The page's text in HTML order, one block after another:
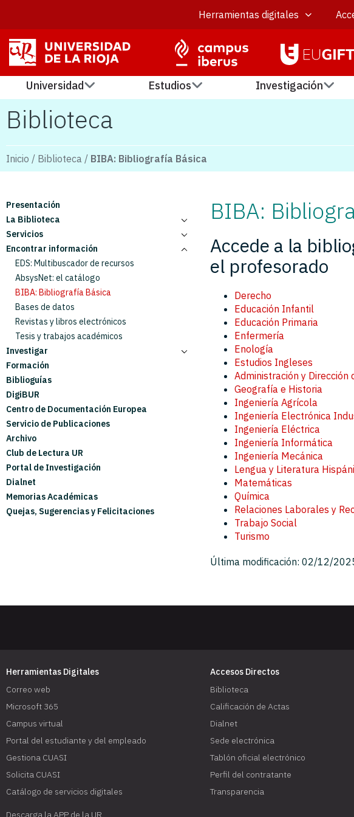
Herramientas digitales
Universidad Estudios Investigación
Biblioteca
Inicio / Biblioteca / BIBA: Bibliografía Básica
Presentación
La Biblioteca
Contacto
Horarios y Calendario
Normativa
Colecciones
Gestión y Organización
Servicios
Alta en la biblioteca
Préstamo
Préstamo interbibliotecario
Adquisiciones
Hemeroteca
Gestiona tu bibliografía
Alumnado no presencial
Conexión remota
Wifi
Reprografía
Espacios y equipamiento
Reserva de puestos de estudio
Accesibilidad
Encontrar información
EDS: Multibuscador de recursos
AbsysNet: el catálogo
BIBA: Bibliografía Básica
Bases de datos
Revistas y libros electrónicos
Tesis y trabajos académicos
Investigar
Acceso abierto en la UR
Datos de investigación
Derechos de autor
Acreditación y Evaluación
Gestiona tu Bibliografía
Producción científica de UR
Publica tu investigación
Formación
Biblioguías
DigiBUR
Centro de Documentación Europea
Servicio de Publicaciones
Archivo
Club de Lectura UR
Portal de Investigación
Dialnet
Memorias Académicas
Quejas, Sugerencias y Felicitaciones
BIBA:
Accede a la
el profesorado
Derecho
Educación Infantil
Educación Primaria
Enfermería
Enología
Estudios Ingleses
Administración y Dirección
Geografía e Historia
Ingeniería Agrícola
Ingeniería Electrónica
Ingeniería Eléctrica
Ingeniería Informática
Ingeniería Mecánica
Lengua y Literatura
Matemáticas
Química
Relaciones Laborales y
Trabajo Social
Turismo
Última modificación: 02/12/
Herramientas Digitales
Correo web
Microsoft 365
Campus virtual
Portal del estudiante y del empleado
Gestiona CUASI
Solicita CUASI
Catálogo de servicios digitales
Descarga la APP de la UR
Accesos Directos
Biblioteca
Calificación de Actas
Dialnet
Sede electrónica
Tablón oficial electrónico
Perfil del contratante
Transparencia